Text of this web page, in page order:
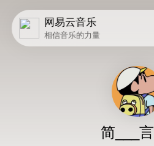
网易云音乐
相信音乐的力量
简___言